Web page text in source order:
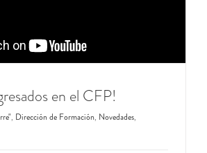
en el CFP!
, Dirección de Formación, Novedades,